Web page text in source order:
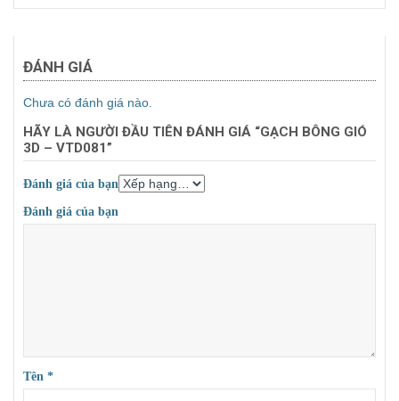
ĐÁNH GIÁ
Chưa có đánh giá nào.
HÃY LÀ NGƯỜI ĐẦU TIÊN ĐÁNH GIÁ “GẠCH BÔNG GIÓ
3D – VTD081”
Đánh giá của bạn
Đánh giá của bạn
Tên *